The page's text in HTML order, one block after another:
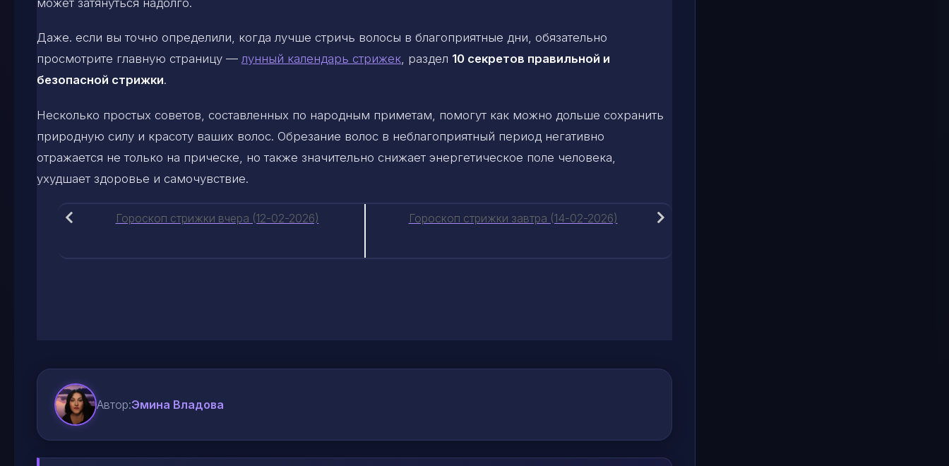
Даже. если вы точно определили, когда лучше стричь волосы в благоприятные дни, обязательно
просмотрите главную страницу — лунный календарь стрижек, раздел 10 секретов правильной и
безопасной стрижки.
Несколько простых советов, составленных по народным приметам, помогут как можно дольше сохранить
природную силу и красоту ваших волос. Обрезание волос в неблагоприятный период негативно
отражается не только на прическе, но также значительно снижает энергетическое поле человека,
ухудшает здоровье и самочувствие.
Гороскоп стрижки завтра (14-02-2026)
Гороскоп стрижки вчера (12-02-2026)
Автор:Эмина Владова